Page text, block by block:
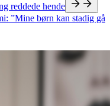
reddede hende
”Mine børn kan stadig gå